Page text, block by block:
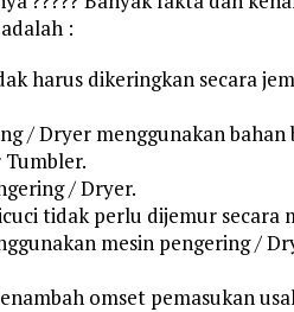
:
harus dikeringkan secara
/ Dryer menggunakan bahan
/ Dryer.
tidak perlu dijemur secara
mesin pengering /
omset pemasukan